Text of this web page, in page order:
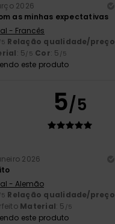
2026
as minhas expectativas
- Francês
Relação qualidade/preço
: 5/5 Cor: 5 /5
este produto
5/5
2026
- Alemão
Relação qualidade/preço
Material: 5 /5
este produto